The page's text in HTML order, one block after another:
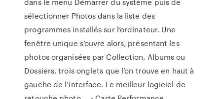
sélectionner Photos dans la liste des
programmes installés sur l’ordinateur. Une
fenêtre unique s’ouvre alors, présentant les
photos organisées par Collection, Albums ou
Dossiers, trois onglets que l’on trouve en haut à
gauche de l’interface. Le meilleur logiciel de